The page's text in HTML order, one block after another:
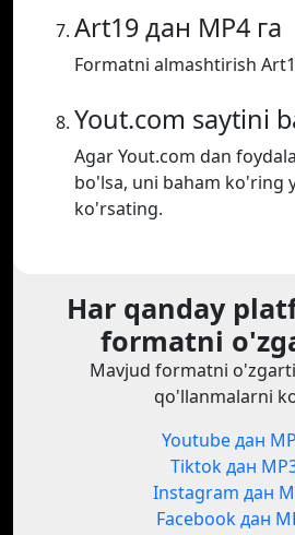
Art19 дан MP4 га
Formatni almashtirish
Yout.com saytini
Agar Yout.com dan
bo'lsa, uni baham ko'ring
ko'rsating.
Har qanday
formatni
Mavjud formatni
qo'llanmalarni
Youtube дан
Tiktok дан
Instagram дан
Facebook дан